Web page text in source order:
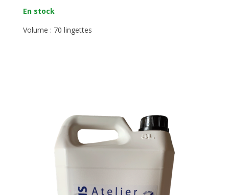
En stock
Volume : 70 lingettes